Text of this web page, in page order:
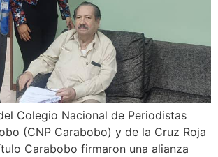
Colegio Nacional de Periodistas
(CNP Carabobo) y de la Cruz Roja
Carabobo firmaron una alianza